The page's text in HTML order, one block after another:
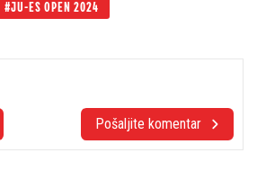
JU-ES OPEN 2024
Pošaljite komentar